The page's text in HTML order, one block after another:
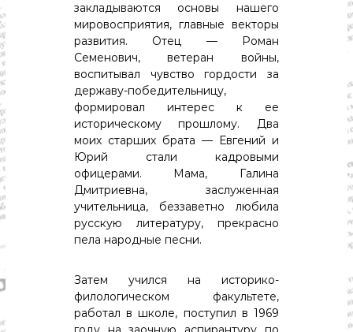
закладываются основы нашего
мировосприятия, главные векторы
развития. Отец — Роман
Семенович, ветеран войны,
воспитывал чувство гордости за
державу-победительницу,
формировал интерес к ее
историческому прошлому. Два
моих старших брата — Евгений и
Юрий стали кадровыми
офицерами. Мама, Галина
Дмитриевна, заслуженная
учительница, беззаветно любила
русскую литературу, прекрасно
пела народные песни.
Затем учился на историко-
филологическом факультете,
работал в школе, поступил в 1969